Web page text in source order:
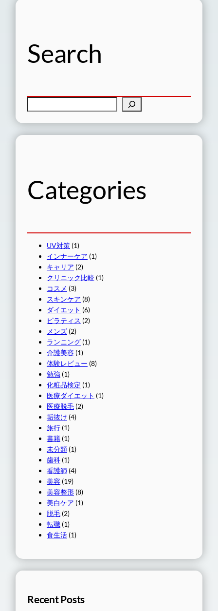
Search
索
Categories
UV対策 (1)
インナーケア (1)
キャリア (2)
クリニック比較 (1)
コスメ (3)
スキンケア (8)
ダイエット (6)
ピラティス (2)
メンズ (2)
ランニング (1)
介護美容 (1)
体験レビュー (8)
勉強 (1)
化粧品検定 (1)
医療ダイエット (1)
医療脱毛 (2)
垢抜け (4)
旅行 (1)
書籍 (1)
未分類 (1)
歯科 (1)
看護師 (4)
美容 (19)
美容整形 (8)
美白ケア (1)
脱毛 (2)
転職 (1)
食生活 (1)
Recent Posts